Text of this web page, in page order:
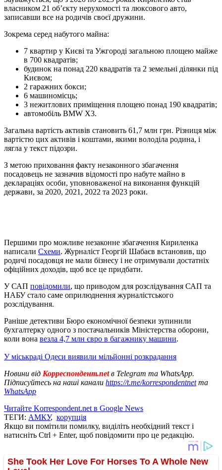
власником 21 об’єкту нерухомості та люксового авто,
записавши все на родичів своєї дружини.
Зокрема серед набутого майна:
7 квартир у Києві та Ужгороді загальною площею майже
в 700 квадратів;
будинок на понад 220 квадратів та 2 земельні ділянки під
Києвом;
2 гаражних бокси;
6 машиномісць;
3 нежитлових приміщення площею понад 190 квадратів;
автомобіль ВМW Х3.
Загальна вартість активів становить 61,7 млн грн. Різниця між
вартістю цих активів і коштами, якими володіла родина, і
лягла у текст підозри.
З метою приховання факту незаконного збагачення
посадовець не зазначив відомості про набуте майно в
деклараціях особи, уповноваженої на виконання функцій
держави, за 2020, 2021, 2022 та 2023 роки.
Першими про можливе незаконне збагачення Кириленка
написали Схеми. Журналіст Георгій Шабаєв встановив, що
родичі посадовця не мали бізнесу і не отримували достатніх
офіційних доходів, щоб все це придбати.
У САП повідомили, що приводом для розслідування САП та
НАБУ стало саме оприлюднення журналістського
розслідування.
Раніше детективи Бюро економічної безпеки зупинили
бухгалтерку одного з постачальників Міністерства оборони,
коли вона везла 4,7 млн євро в багажнику машини.
У міськраді Одеси виявили мільйонні розкрадання
Новини від Корреспондент.netв Telegram та WhatsApp.
Підписуйтесь на наші канали https://t.me/korrespondentnetта
WhatsApp
Читайте Korrespondent.net в Google News
ТЕГИ: АМКУ, корупція
Якщо ви помітили помилку, виділіть необхідний текст і
натисніть Ctrl + Enter, щоб повідомити про це редакцію.